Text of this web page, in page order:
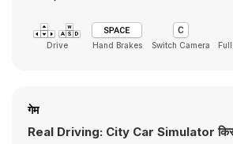
Drive Hand Brakes Switch Camera
गेम
Real Driving: City Car Simulator किस